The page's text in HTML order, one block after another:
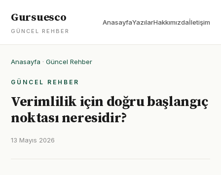
Gursuesco
GÜNCEL REHBER
AnasayfaYazılarHakkımızdaİletişim
Anasayfa · Güncel Rehber
GÜNCEL REHBER
Verimlilik için doğru başlangıç
noktası neresidir?
13 Mayıs 2026